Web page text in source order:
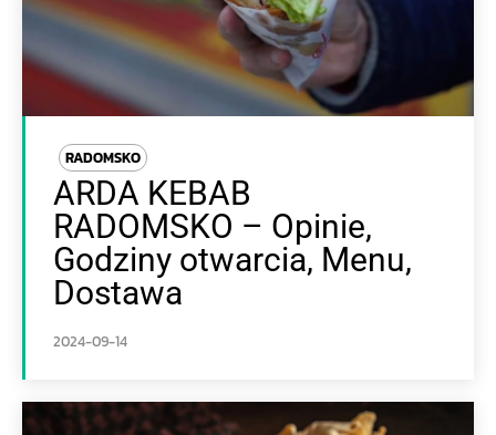
RADOMSKO
ARDA KEBAB
RADOMSKO – Opinie,
Godziny otwarcia, Menu,
Dostawa
2024-09-14